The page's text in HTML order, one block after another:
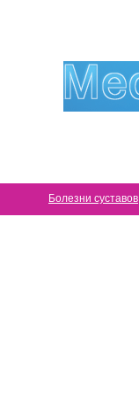
Болезни суставов